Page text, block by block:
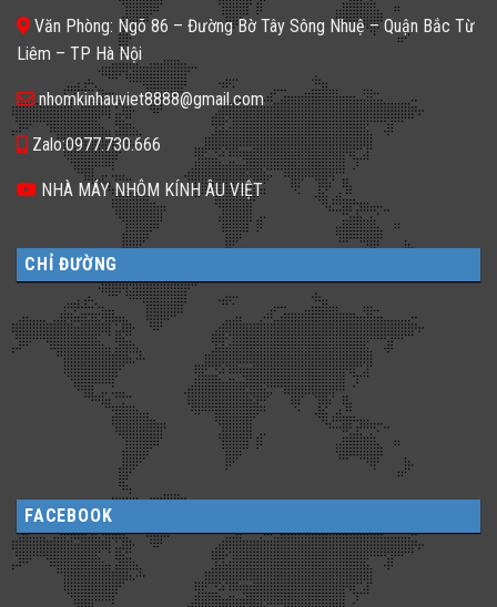
𝐂𝐡𝐨̣𝐧
𝐆𝐚̣𝐜𝐡
𝐊𝐢́𝐧𝐡
𝐓𝐫𝐨𝐧𝐠
𝐓𝐡𝐢𝐞̂́𝐭
𝐊𝐞̂́?
đa
dạng
cho
không
gian
sống
Văn Phòng: Ngõ 86 – Đường Bờ Tây Sông Nhuệ – Quận Bắc Từ
Liêm – TP Hà Nội
nhomkinhauviet8888@gmail.com
Zalo:0977.730.666
NHÀ MÁY NHÔM KÍNH ÂU VIỆT
CHỈ ĐƯỜNG
FACEBOOK